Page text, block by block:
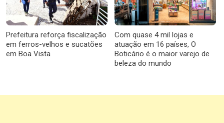
Prefeitura reforça fiscalização
em ferros-velhos e sucatões
em Boa Vista
Com quase 4 mil lojas e
atuação em 16 países, O
Boticário é o maior varejo de
beleza do mundo